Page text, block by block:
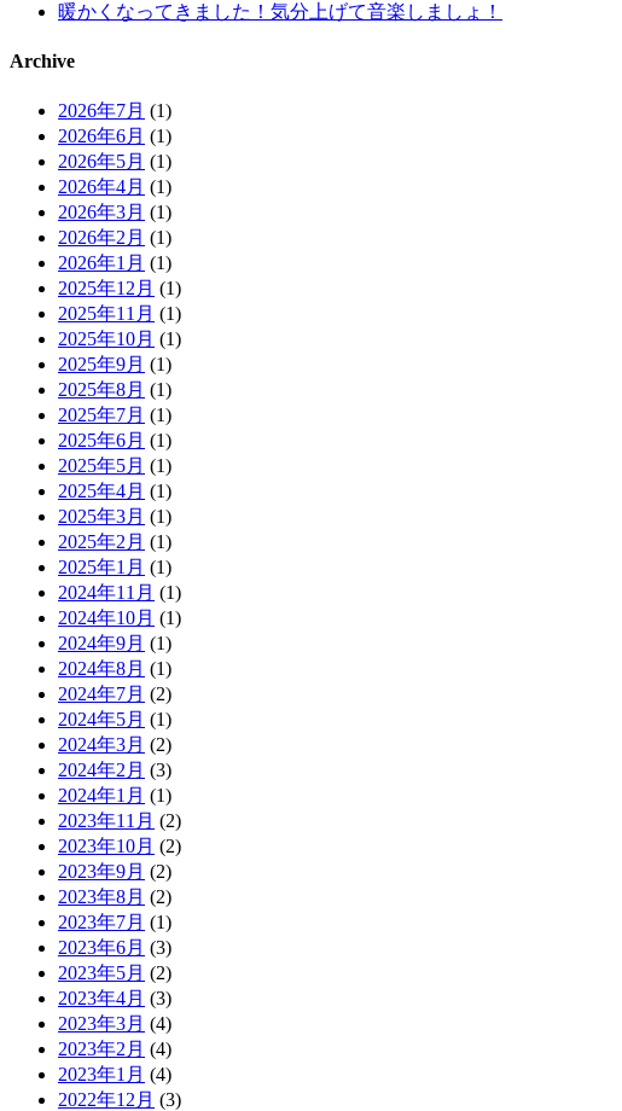
暖かくなってきました！気分上げて音楽しましょ！
Archive
2026年7月 (1)
2026年6月 (1)
2026年5月 (1)
2026年4月 (1)
2026年3月 (1)
2026年2月 (1)
2026年1月 (1)
2025年12月 (1)
2025年11月 (1)
2025年10月 (1)
2025年9月 (1)
2025年8月 (1)
2025年7月 (1)
2025年6月 (1)
2025年5月 (1)
2025年4月 (1)
2025年3月 (1)
2025年2月 (1)
2025年1月 (1)
2024年11月 (1)
2024年10月 (1)
2024年9月 (1)
2024年8月 (1)
2024年7月 (2)
2024年5月 (1)
2024年3月 (2)
2024年2月 (3)
2024年1月 (1)
2023年11月 (2)
2023年10月 (2)
2023年9月 (2)
2023年8月 (2)
2023年7月 (1)
2023年6月 (3)
2023年5月 (2)
2023年4月 (3)
2023年3月 (4)
2023年2月 (4)
2023年1月 (4)
2022年12月 (3)